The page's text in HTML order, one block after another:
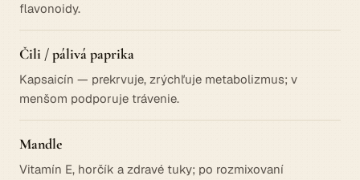
flavonoidy.
Čili / pálivá paprika
Kapsaicín — prekrvuje, zrýchľuje metabolizmus; v
menšom podporuje trávenie.
Mandle
Vitamín E, horčík a zdravé tuky; po rozmixovaní